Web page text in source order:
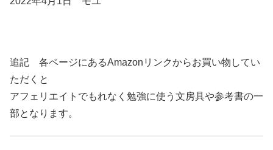
追記 各ページにあるAmazonリンクからお買い物してい
ただくと
アフェリエイトでもれなく勉強に使う文房具や参考書の一
部となります。